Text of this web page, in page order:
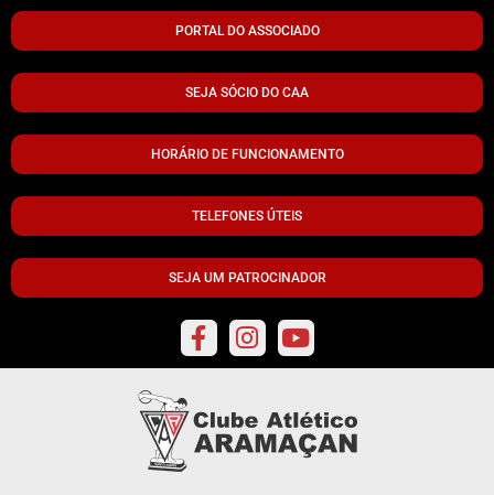
PORTAL DO ASSOCIADO
SEJA SÓCIO DO CAA
HORÁRIO DE FUNCIONAMENTO
TELEFONES ÚTEIS
SEJA UM PATROCINADOR